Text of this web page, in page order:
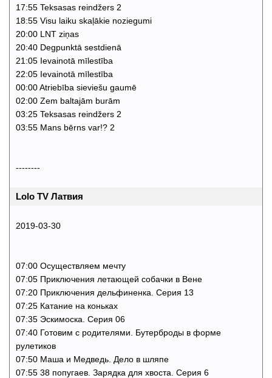
17:55 Teksasas reindžers 2
18:55 Visu laiku skaļākie noziegumi
20:00 LNT ziņas
20:40 Degpunktā sestdienā
21:05 Ievainotā mīlestība
22:05 Ievainotā mīlestība
00:00 Atriebība sieviešu gaumē
02:00 Zem baltajām burām
03:25 Teksasas reindžers 2
03:55 Mans bērns var!? 2
--------
Lolo TV Латвия
2019-03-30
07:00 Осуществляем мечту
07:05 Приключения летающей собачки в Вене
07:20 Приключения дельфиненка. Cерия 13
07:25 Катание на коньках
07:35 Эскимоска. Серия 06
07:40 Готовим с родителями. Бутерброды в форме
рулетиков
07:50 Маша и Медведь. Дело в шляпе
07:55 38 попугаев. Зарядка для хвоста. Серия 6